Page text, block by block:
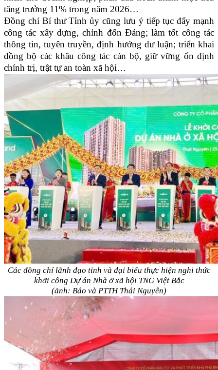
tăng trưởng 11% trong năm 2026…
Đồng chí Bí thư Tỉnh ủy cũng lưu ý tiếp tục đẩy mạnh
công tác xây dựng, chỉnh đốn Đảng; làm tốt công tác
thông tin, tuyên truyền, định hướng dư luận; triển khai
đồng bộ các khâu công tác cán bộ, giữ vững ổn định
chính trị, trật tự an toàn xã hội…
Các đồng chí lãnh đạo tỉnh và đại biểu thực hiện nghi thức
khởi công Dự án Nhà ở xã hội TNG Việt Bắc
(ảnh: Báo và PTTH Thái Nguyên)